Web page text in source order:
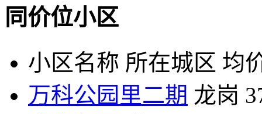
同价位小区
小区名称 所在城区 均
万科公园里二期 龙岗